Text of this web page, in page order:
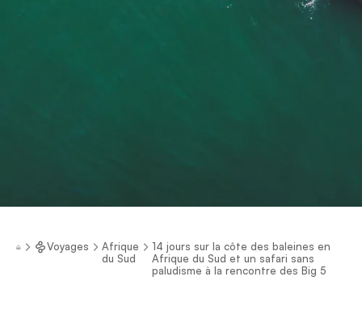
Voyages
Afrique
du Sud
14 jours sur la côte des baleines en
Afrique du Sud et un safari sans
paludisme à la rencontre des Big 5